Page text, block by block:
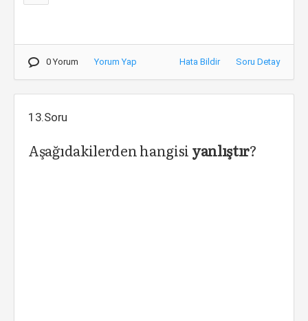
0 Yorum Yorum Yap Hata Bildir Soru Detay
13.Soru
Aşağıdakilerden hangisi yanlıştır?